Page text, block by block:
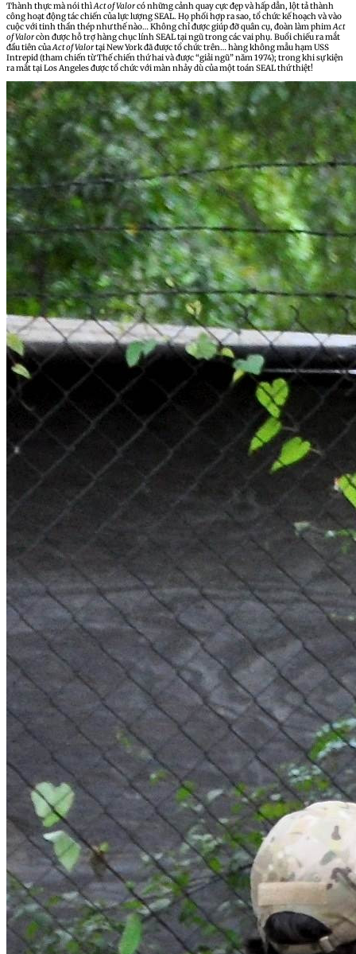
Thành thực mà nói thìAct of Valorcó những cảnh quay cực đẹp và hấp dẫn, lột tả thành
công hoạt động tác chiến của lực lượng SEAL. Họ phối hợp ra sao, tổ chức kế hoạch và vào
cuộc với tinh thần thép như thế nào… Không chỉ được giúp đỡ quân cụ, đoàn làm phimAct
of Valorcòn được hỗ trợ hàng chục lính SEAL tại ngũ trong các vai phụ. Buổi chiếu ra mắt
đầu tiên củaAct of Valortại New York đã được tổ chức trên… hàng không mẫu hạm USS
Intrepid (tham chiến từ Thế chiến thứ hai và được “giải ngũ” năm 1974); trong khi sự kiện
ra mắt tại Los Angeles được tổ chức với màn nhảy dù của một toán SEAL thứ thiệt!